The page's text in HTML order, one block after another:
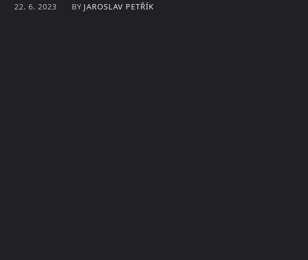
22. 6. 2023 BY JAROSLAV PETŘÍK